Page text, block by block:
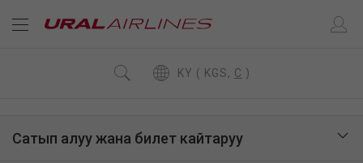
KY ( KGS, C )
Сатып алуу жана билет кайтаруу